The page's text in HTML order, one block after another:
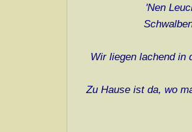
'Nen
Wir liegen lachend in
Zu Hause ist da, wo